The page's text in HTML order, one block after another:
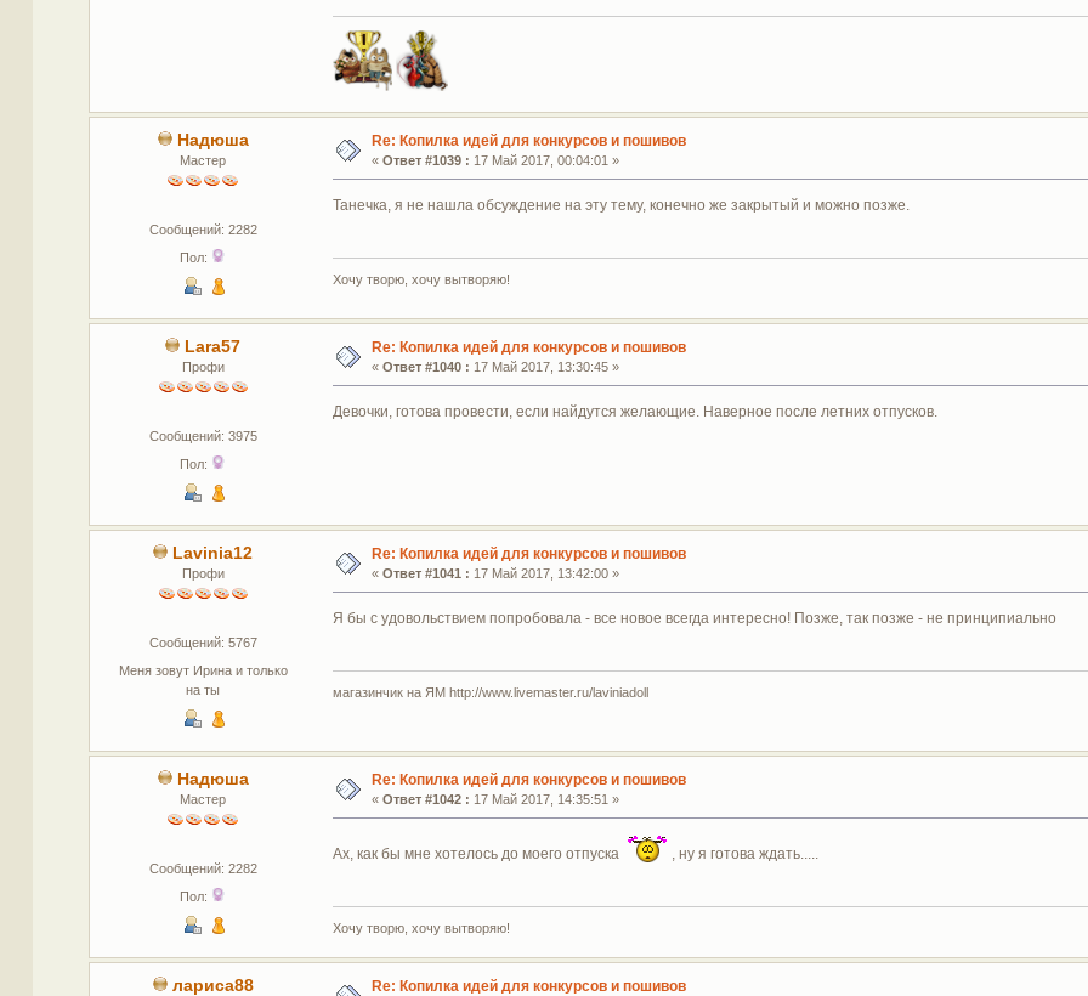
Надюша
Мастер
Сообщений: 2282
Пол:
Re: Копилка идей для конкурсов и пошивов
« Ответ #1039 : 17 Май 2017, 00:04:01 »
Танечка, я не нашла обсуждение на эту тему, конечно же закрытый и можно позже.
Хочу творю, хочу вытворяю!
Lara57
Профи
Сообщений: 3975
Пол:
Re: Копилка идей для конкурсов и пошивов
« Ответ #1040 : 17 Май 2017, 13:30:45 »
Девочки, готова провести, если найдутся желающие. Наверное после летних отпусков.
Lavinia12
Профи
Сообщений: 5767
Меня зовут Ирина и только
на ты
Re: Копилка идей для конкурсов и пошивов
« Ответ #1041 : 17 Май 2017, 13:42:00 »
Я бы с удовольствием попробовала - все новое всегда интересно! Позже, так позже - не принципиально
магазинчик на ЯМ http://www.livemaster.ru/laviniadoll
Надюша
Мастер
Сообщений: 2282
Пол:
Re: Копилка идей для конкурсов и пошивов
« Ответ #1042 : 17 Май 2017, 14:35:51 »
Ах, как бы мне хотелось до моего отпуска , ну я готова ждать.....
Хочу творю, хочу вытворяю!
лариса88 Re: Копилка идей для конкурсов и пошивов